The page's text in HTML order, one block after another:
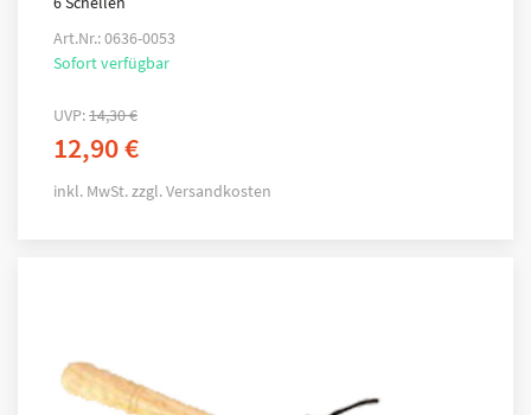
Art.Nr.: 0636-0053
Sofort verfügbar
UVP:14,30€
12,90€
inkl. MwSt. zzgl.Versandkosten